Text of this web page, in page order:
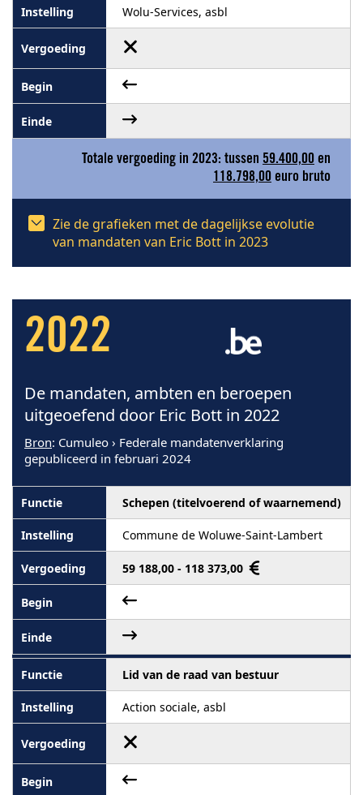
Wolu-Services, asbl
Totale vergoeding in 2023: tussen 59.400,00 en
118.798,00 euro bruto
Zie de grafieken met de dagelijkse evolutie
van mandaten van Eric Bott in 2023
2022
De mandaten, ambten en beroepen
uitgeoefend door Eric Bott in 2022
Bron: Cumuleo › Federale mandatenverklaring
gepubliceerd in februari 2024
Schepen (titelvoerend of waarnemend)
Commune de Woluwe-Saint-Lambert
59 188,00 - 118 373,00
Lid van de raad van bestuur
Action sociale, asbl